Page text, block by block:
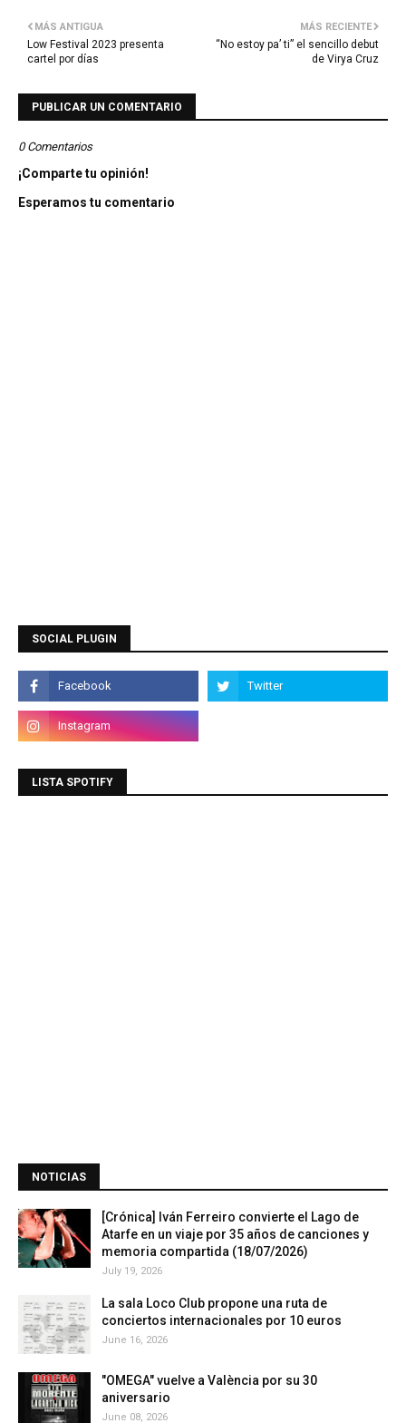
MÁS RECIENTE
“No estoy pa’ ti” el sencillo debut
de Virya Cruz
MÁS ANTIGUA
Low Festival 2023 presenta
cartel por días
PUBLICAR UN COMENTARIO
0 Comentarios
¡Comparte tu opinión!
Esperamos tu comentario
SOCIAL PLUGIN
LISTA SPOTIFY
NOTICIAS
[Crónica] Iván Ferreiro convierte el Lago de
Atarfe en un viaje por 35 años de canciones y
memoria compartida (18/07/2026)
July 19, 2026
La sala Loco Club propone una ruta de
conciertos internacionales por 10 euros
June 16, 2026
"OMEGA" vuelve a València por su 30
aniversario
June 08, 2026